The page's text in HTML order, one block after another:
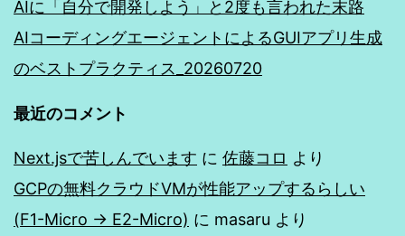
AIに「自分で開発しよう」と2度も言われた末路
AIコーディングエージェントによるGUIアプリ生成
のベストプラクティス_20260720
最近のコメント
Next.jsで苦しんでいます に 佐藤コロ より
GCPの無料クラウドVMが性能アップするらしい
(F1-Micro → E2-Micro) に masaru より